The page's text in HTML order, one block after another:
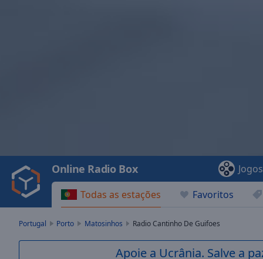
Video
Play
Backward
Skip
Current
Todas as estações Favoritos
Online Radio Box Jogos
Portugal Porto Matosinhos Radio Cantinho De Guifoes
Apoie a Ucrânia. Salve a